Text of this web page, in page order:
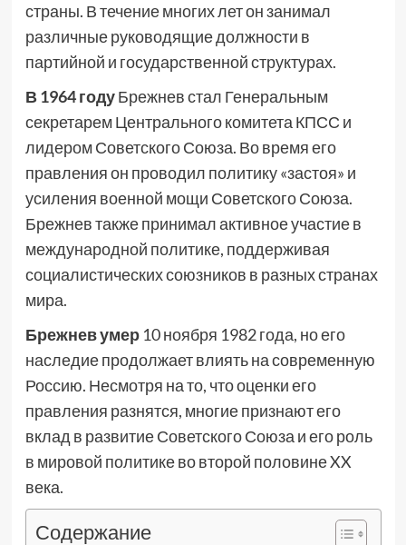
страны. В течение многих лет он занимал
различные руководящие должности в
партийной и государственной структурах.
В 1964 годуБрежнев стал Генеральным
секретарем Центрального комитета КПСС и
лидером Советского Союза. Во время его
правления он проводил политику «застоя» и
усиления военной мощи Советского Союза.
Брежнев также принимал активное участие в
международной политике, поддерживая
социалистических союзников в разных странах
мира.
Брежнев умер10 ноября 1982 года, но его
наследие продолжает влиять на современную
Россию. Несмотря на то, что оценки его
правления разнятся, многие признают его
вклад в развитие Советского Союза и его роль
в мировой политике во второй половине XX
века.
Содержание